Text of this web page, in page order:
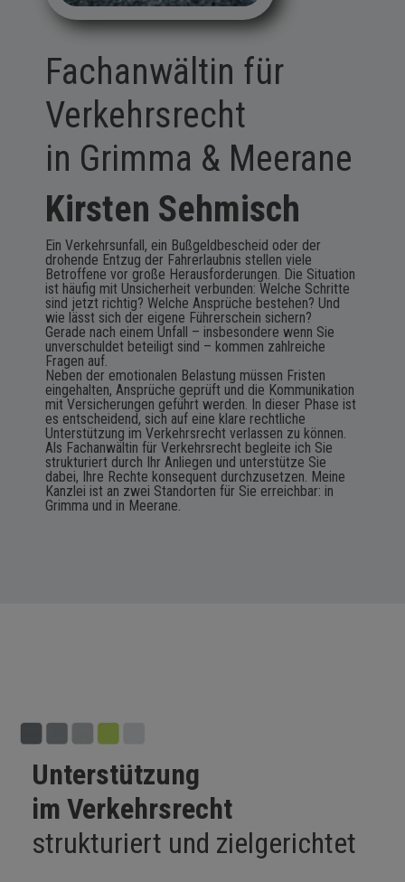
Fachanwältin für
Verkehrsrecht
in Grimma & Meerane
Kirsten Sehmisch
Ein Verkehrsunfall, ein Bußgeldbescheid oder der
drohende Entzug der Fahrerlaubnis stellen viele
Betroffene vor große Herausforderungen. Die Situation
ist häufig mit Unsicherheit verbunden: Welche Schritte
sind jetzt richtig? Welche Ansprüche bestehen? Und
wie lässt sich der eigene Führerschein sichern?
Gerade nach einem Unfall – insbesondere wenn Sie
unverschuldet beteiligt sind – kommen zahlreiche
Fragen auf.
Neben der emotionalen Belastung müssen Fristen
eingehalten, Ansprüche geprüft und die Kommunikation
mit Versicherungen geführt werden. In dieser Phase ist
es entscheidend, sich auf eine klare rechtliche
Unterstützung im Verkehrsrecht verlassen zu können.
Als Fachanwältin für Verkehrsrecht begleite ich Sie
strukturiert durch Ihr Anliegen und unterstütze Sie
dabei, Ihre Rechte konsequent durchzusetzen. Meine
Kanzlei ist an zwei Standorten für Sie erreichbar: in
Grimma und in Meerane.
Unterstützung
im Verkehrsrecht
strukturiert und zielgerichtet